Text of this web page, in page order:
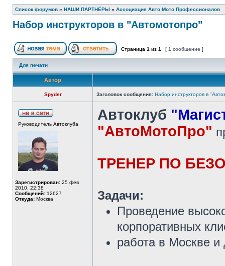
Список форумов » НАШИ ПАРТНЁРЫ » Ассоциация Авто Мото Профессионалов
Набор инструкторов в "Автомотопро"
Страница 1 из 1 [ 1 сообщение ]
Для печати
Автор
Spyder Заголовок сообщения: Набор инструкторов в
Руководитель Автоклуба
Зарегистрирован: 25 фев
2010, 22:38
Сообщений: 12627
Откуда: Москва
Автоклуб
"АвтоМотоПро"
ТРЕНЕР ПО
Задачи:
Проведение
корпоративных
работа в Москве